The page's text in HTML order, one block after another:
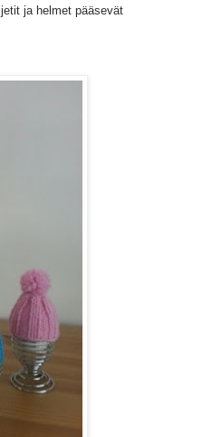
ja helmet pääsevät